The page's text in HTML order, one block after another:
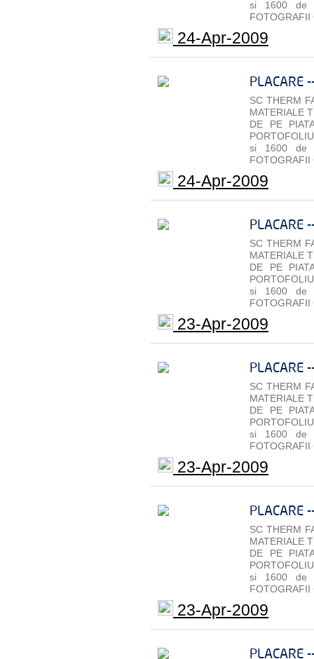
si 1600 de
FOTOGRAFII
24-Apr-2009
PLACARE
SC THERM
MATERIALE
DE PE
si 1600 de
FOTOGRAFII
24-Apr-2009
PLACARE
SC THERM
MATERIALE
DE PE
si 1600 de
FOTOGRAFII
23-Apr-2009
PLACARE
SC THERM
MATERIALE
DE PE
si 1600 de
FOTOGRAFII
23-Apr-2009
PLACARE
SC THERM
MATERIALE
DE PE
si 1600 de
FOTOGRAFII
23-Apr-2009
PLACARE